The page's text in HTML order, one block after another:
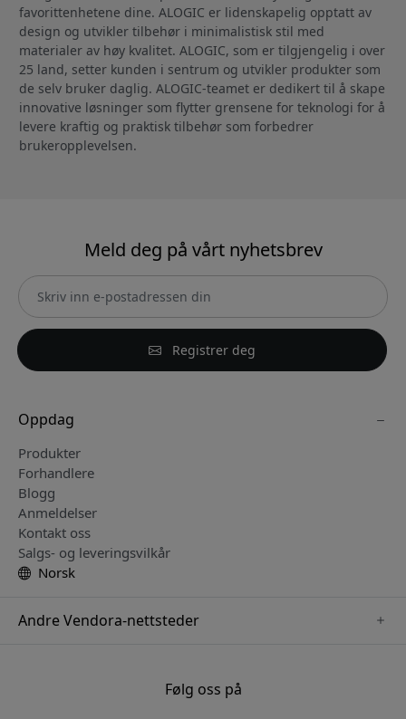
favorittenhetene dine. ALOGIC er lidenskapelig opptatt av
design og utvikler tilbehør i minimalistisk stil med
materialer av høy kvalitet. ALOGIC, som er tilgjengelig i over
25 land, setter kunden i sentrum og utvikler produkter som
de selv bruker daglig. ALOGIC-teamet er dedikert til å skape
innovative løsninger som flytter grensene for teknologi for å
levere kraftig og praktisk tilbehør som forbedrer
brukeropplevelsen.
Meld deg på vårt nyhetsbrev
Registrer deg
Oppdag
Produkter
Forhandlere
Blogg
Anmeldelser
Kontakt oss
Salgs- og leveringsvilkår
Norsk
Andre Vendora-nettsteder
www.nordicsmartlight.seFølg oss på